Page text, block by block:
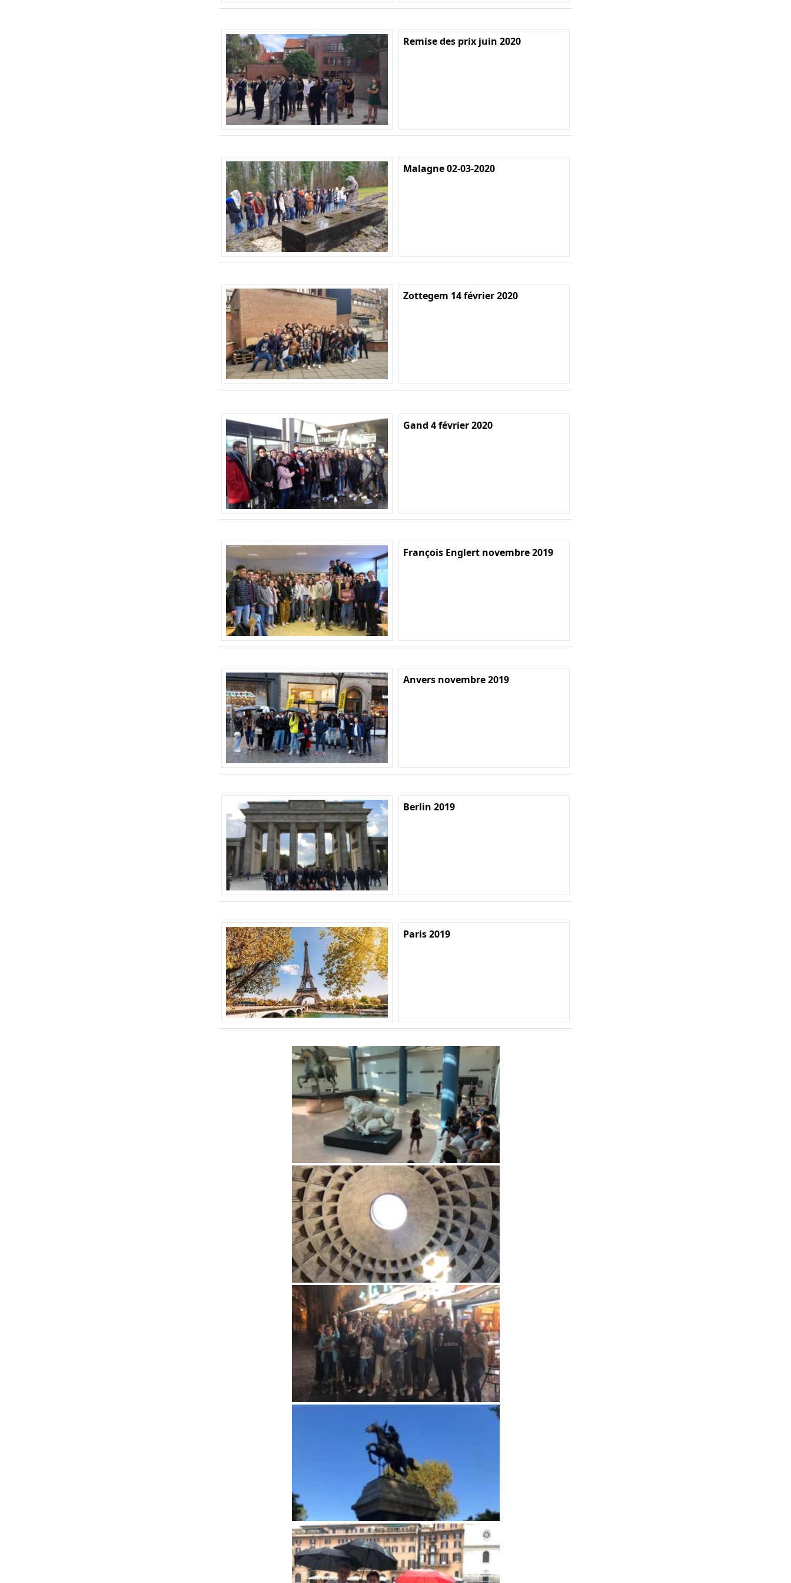
Remise des prix juin 2020
Malagne 02-03-2020
Zottegem 14 février 2020
Gand 4 février 2020
François Englert novembre 2019
Anvers novembre 2019
Berlin 2019
Paris 2019